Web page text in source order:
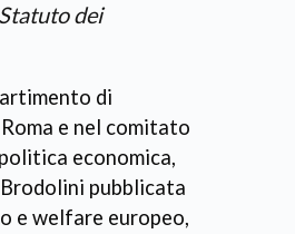
dei
di
e nel comitato
economica,
pubblicata
e welfare europeo,